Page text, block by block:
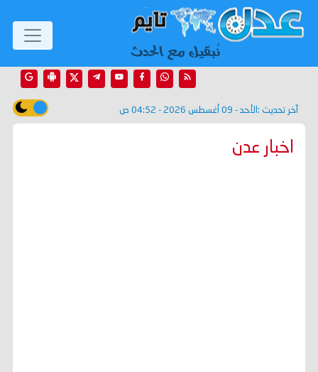
آخر تحديث : الأحد - 09 أغسطس 2026 - 04:52 ص
اخبار عدن